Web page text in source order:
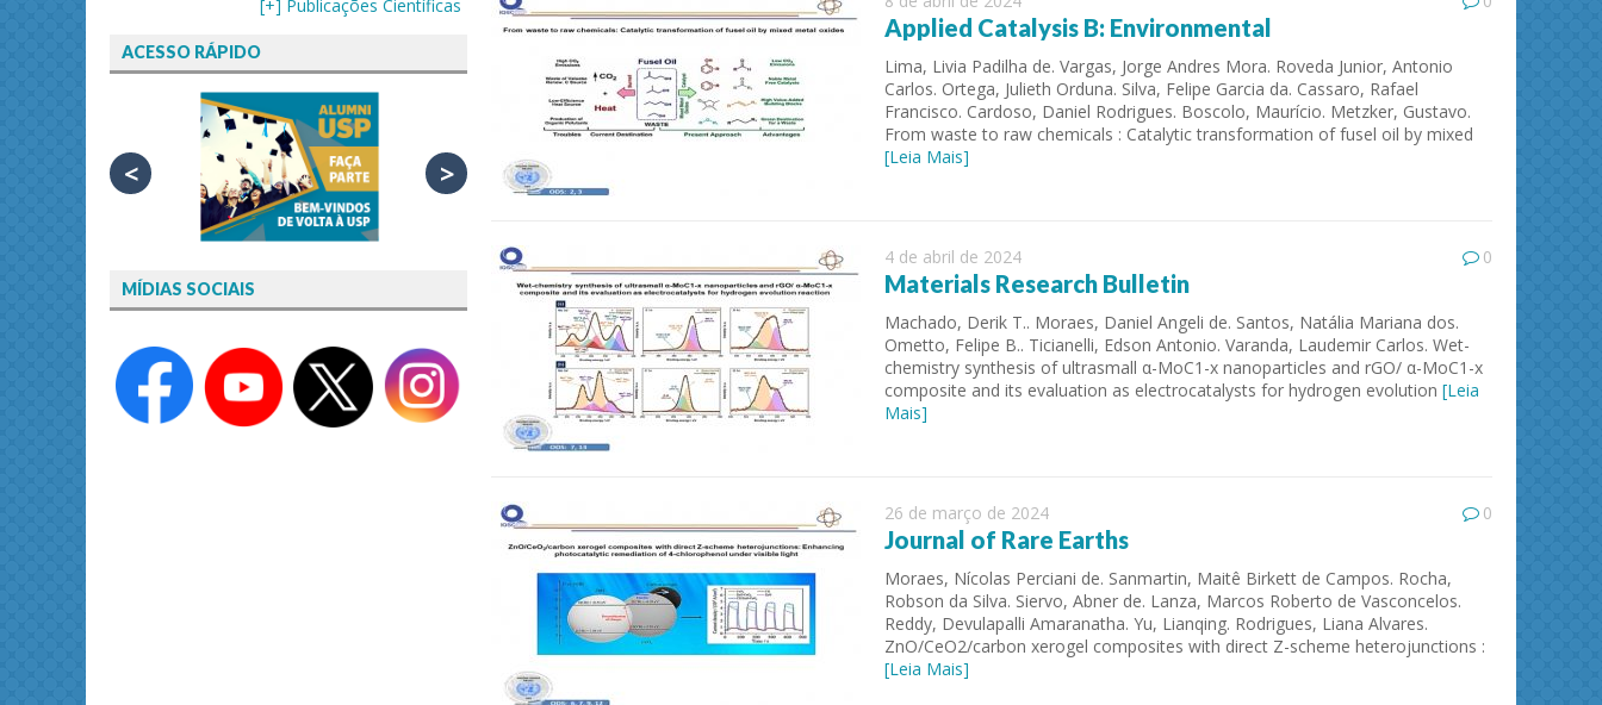
Applied Catalysis B: Environmental
Lima, Livia Padilha de. Vargas, Jorge Andres Mora. Roveda Junior, Antonio
Carlos. Ortega, Julieth Orduna. Silva, Felipe Garcia da. Cassaro, Rafael
Francisco. Cardoso, Daniel Rodrigues. Boscolo, Maurício. Metzker, Gustavo.
From waste to raw chemicals : Catalytic transformation of fusel oil by mixed
[Leia Mais]
4 de abril de 2024 0
Materials Research Bulletin
Machado, Derik T.. Moraes, Daniel Angeli de. Santos, Natália Mariana dos.
Ometto, Felipe B.. Ticianelli, Edson Antonio. Varanda, Laudemir Carlos. Wet-
chemistry synthesis of ultrasmall α-MoC1-x nanoparticles and rGO/ α-MoC1-x
composite and its evaluation as electrocatalysts for hydrogen evolution [Leia
Mais]
26 de março de 2024 0
Journal of Rare Earths
Moraes, Nícolas Perciani de. Sanmartin, Maitê Birkett de Campos. Rocha,
Robson da Silva. Siervo, Abner de. Lanza, Marcos Roberto de Vasconcelos.
Reddy, Devulapalli Amaranatha. Yu, Lianqing. Rodrigues, Liana Alvares.
ZnO/CeO2/carbon xerogel composites with direct Z-scheme heterojunctions :
[Leia Mais]
[+] Publicações Científicas
ACESSO RÁPIDO
< >
MÍDIAS SOCIAIS